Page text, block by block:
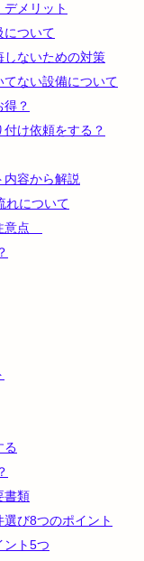
メリット
について
しないための対策
ない設備について
？
け依頼をする？
容から解説
れについて
意点
る
書類
び8つのポイント
ント5つ